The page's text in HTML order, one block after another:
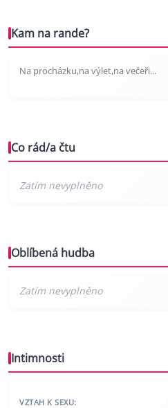
Kam na rande?
Na procházku,na výlet,na večeři...
Co rád/a čtu
Oblíbená hudba
Intimnosti
VZTAH K SEXU: